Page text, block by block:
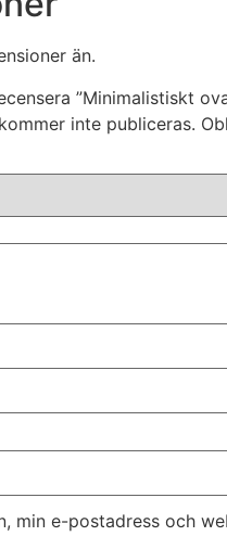
än.
”Minimalistiskt
inte publiceras.
min e-postadress och